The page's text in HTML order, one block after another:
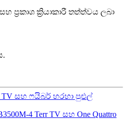
ප්‍රකාශ ක්‍රියාකාරී තත්ත්වය ලබා
TV සහ ෆයිබර් හරහා පුළුල්
4 Terr TV සහ One Quattro